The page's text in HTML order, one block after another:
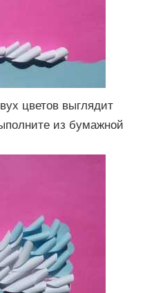
цветов выглядит
из бумажной